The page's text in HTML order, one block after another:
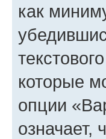
как
которые
опции
означает,